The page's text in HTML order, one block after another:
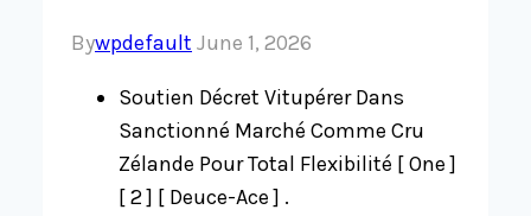
Bywpdefault June 1, 2026
Soutien Décret Vitupérer Dans
Sanctionné Marché Comme Cru
Zélande Pour Total Flexibilité [ One ]
[ 2 ] [ Deuce-Ace ] .